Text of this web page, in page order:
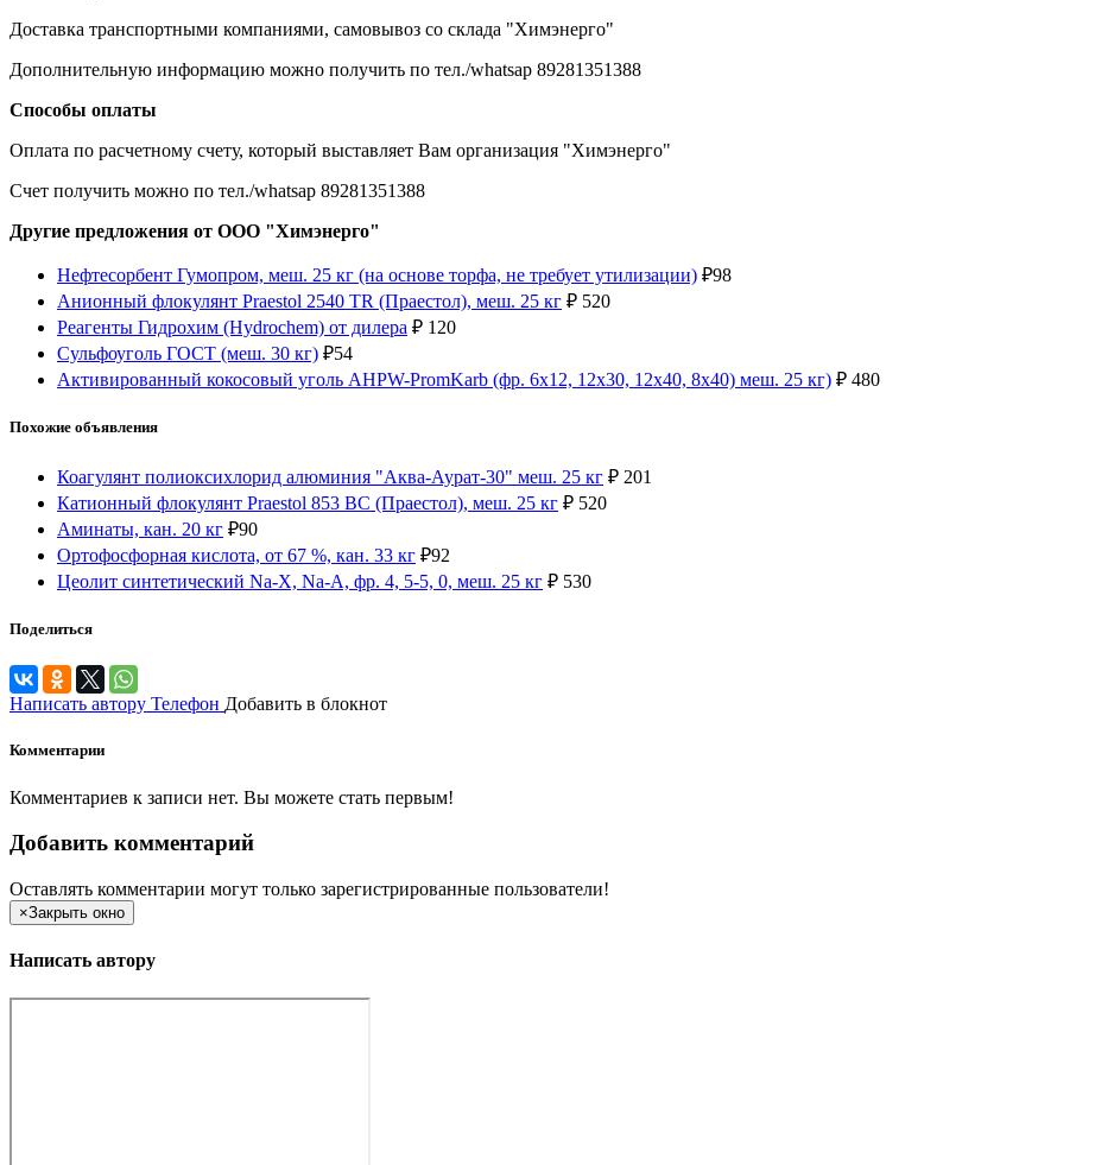
Доставка транспортными компаниями, самовывоз со склада "Химэнерго"
Дополнительную информацию можно получить по тел./whatsap 89281351388
Способы оплаты
Оплата по расчетному счету, который выставляет Вам организация "Химэнерго"
Счет получить можно по тел./whatsap 89281351388
Другие предложения от ООО "Химэнерго"
Нефтесорбент Гумопром, меш. 25 кг (на основе торфа, не требует утилизации) ₽98
Анионный флокулянт Praestol 2540 TR (Праестол), меш. 25 кг ₽ 520
Реагенты Гидрохим (Hydrochem) от дилера ₽ 120
Сульфоуголь ГОСТ (меш. 30 кг) ₽54
Активированный кокосовый уголь AHPW-PromKarb (фр. 6х12, 12x30, 12x40, 8x40) меш. 25 кг) ₽ 480
Похожие объявления
Коагулянт полиоксихлорид алюминия "Аква-Аурат-30" меш. 25 кг ₽ 201
Катионный флокулянт Praestol 853 BC (Праестол), меш. 25 кг ₽ 520
Аминаты, кан. 20 кг ₽90
Ортофосфорная кислота, от 67 %, кан. 33 кг ₽92
Цеолит синтетический Na-X, Na-A, фр. 4, 5-5, 0, меш. 25 кг ₽ 530
Поделиться
Написать автору Телефон Добавить в блокнот
Комментарии
Комментариев к записи нет. Вы можете стать первым!
Добавить комментарий
Оставлять комментарии могут только зарегистрированные пользователи!
×Закрыть окно
Написать автору